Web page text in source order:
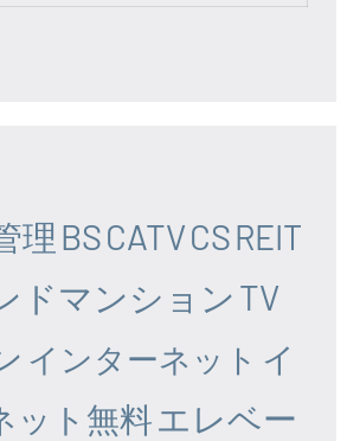
理 BSCATVCSREIT
ドマンション TV
インターネット イ
ット無料エレベー